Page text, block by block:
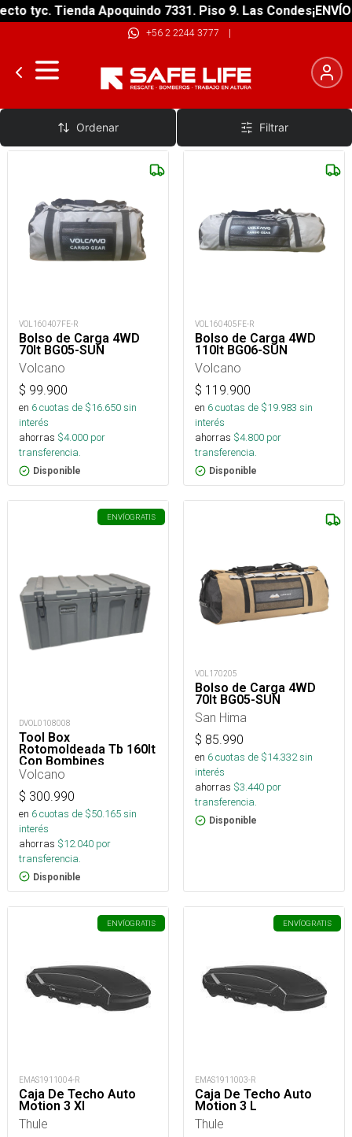
tyc. Tienda Apoquindo 7331. Piso 9. Las Condes
+56 2 2244 3777 |
Cajas de Techo Autos
Ordenar Filtrar
VOL160407FE-R
Bolso de Carga 4WD
70lt BG05-SUN
Volcano
$ 99.900
en 6cuotas de $16.650sin
interés
ahorras $4.000 por
transferencia.
Disponible
VOL160405FE-R
Bolso de Carga 4WD
110lt BG06-SUN
Volcano
$ 119.900
en 6cuotas de $19.983 sin
interés
ahorras $4.800 por
transferencia.
Disponible
ENVÍOGRATIS
DVOL0108008
Tool Box
Rotomoldeada Tb 160lt
Con Bombines
Hidráulicos
Volcano
$ 300.990
en 6cuotas de $50.165sin
interés
ahorras $12.040 por
transferencia.
Disponible
VOL170205
Bolso de Carga 4WD
70lt BG05-SUN
San Hima
$ 85.990
en 6cuotas de $14.332sin
interés
ahorras $3.440 por
transferencia.
Disponible
ENVÍOGRATIS
EMAS1911004-R
Caja De Techo Auto
Motion 3 Xl
Thule
ENVÍOGRATIS
EMAS1911003-R
Caja De Techo Auto
Motion 3 L
Thule